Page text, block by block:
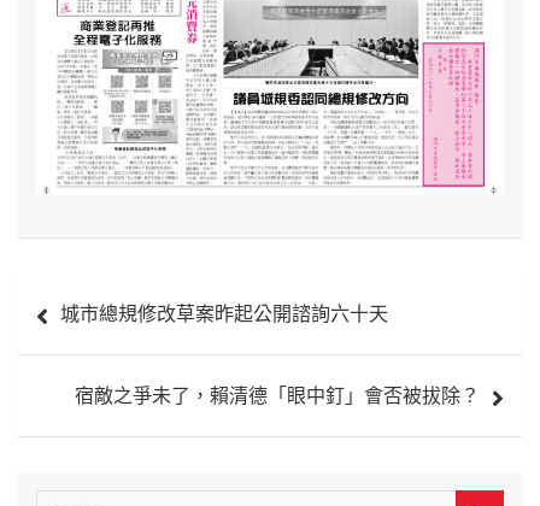
章 城市總規修改草案昨起公開諮詢六十天
宿敵之爭未了，賴清德「眼中釘」會否被拔除？